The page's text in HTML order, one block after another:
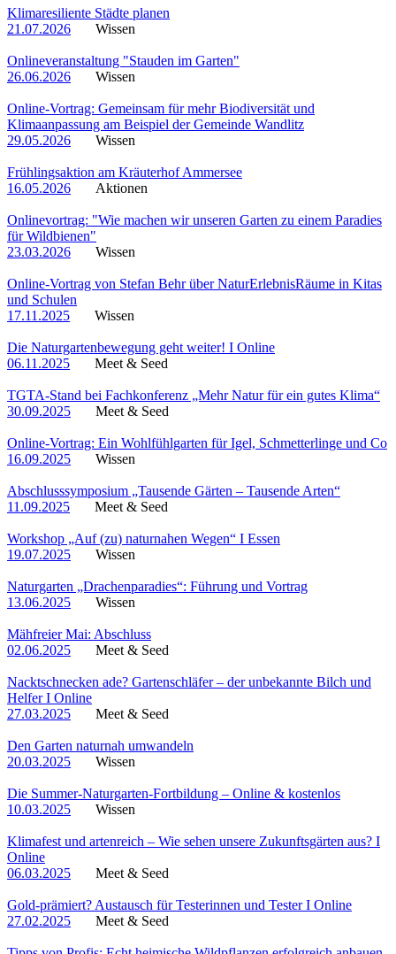
Klimaresiliente Städte planen
21.07.2026
Wissen
Onlineveranstaltung "Stauden im Garten"
26.06.2026
Wissen
Online-Vortrag: Gemeinsam für mehr Biodiversität und
Klimaanpassung am Beispiel der Gemeinde Wandlitz
29.05.2026
Wissen
Frühlingsaktion am Kräuterhof Ammersee
16.05.2026
Aktionen
Onlinevortrag: "Wie machen wir unseren Garten zu einem Paradies
für Wildbienen"
23.03.2026
Wissen
Online-Vortrag von Stefan Behr über NaturErlebnisRäume in Kitas
und Schulen
17.11.2025
Wissen
Die Naturgartenbewegung geht weiter! I Online
06.11.2025
Meet & Seed
TGTA-Stand bei Fachkonferenz „Mehr Natur für ein gutes Klima“
30.09.2025
Meet & Seed
Online-Vortrag: Ein Wohlfühlgarten für Igel, Schmetterlinge und Co
16.09.2025
Wissen
Abschlusssymposium „Tausende Gärten – Tausende Arten“
11.09.2025
Meet & Seed
Workshop „Auf (zu) naturnahen Wegen“ I Essen
19.07.2025
Wissen
Naturgarten „Drachenparadies“: Führung und Vortrag
13.06.2025
Wissen
Mähfreier Mai: Abschluss
02.06.2025
Meet & Seed
Nacktschnecken ade? Gartenschläfer – der unbekannte Bilch und
Helfer I Online
27.03.2025
Meet & Seed
Den Garten naturnah umwandeln
20.03.2025
Wissen
Die Summer-Naturgarten-Fortbildung – Online & kostenlos
10.03.2025
Wissen
Klimafest und artenreich – Wie sehen unsere Zukunftsgärten aus? I
Online
06.03.2025
Meet & Seed
Gold-prämiert? Austausch für Testerinnen und Tester I Online
27.02.2025
Meet & Seed